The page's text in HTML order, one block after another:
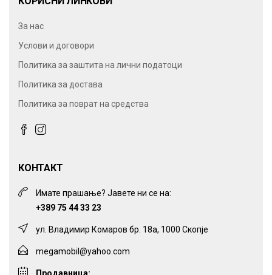
За нас
Услови и договори
Политика за заштита на лични податоци
Политика за достава
Политика за поврат на средства
КОНТАКТ
Имате прашање? Јавете ни се на:
+389 75 44 33 23
ул. Владимир Комаров бр. 18а, 1000 Скопје
megamobil@yahoo.com